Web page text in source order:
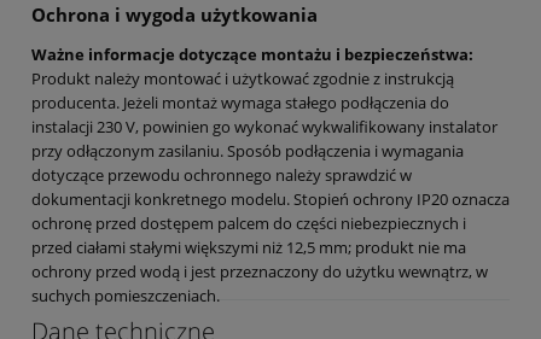
Ochrona i wygoda użytkowania
Ważne informacje dotyczące montażu i bezpieczeństwa:
Produkt należy montować i użytkować zgodnie z instrukcją
producenta. Jeżeli montaż wymaga stałego podłączenia do
instalacji 230 V, powinien go wykonać wykwalifikowany instalator
przy odłączonym zasilaniu. Sposób podłączenia i wymagania
dotyczące przewodu ochronnego należy sprawdzić w
dokumentacji konkretnego modelu. Stopień ochrony IP20 oznacza
ochronę przed dostępem palcem do części niebezpiecznych i
przed ciałami stałymi większymi niż 12,5 mm; produkt nie ma
ochrony przed wodą i jest przeznaczony do użytku wewnątrz, w
suchych pomieszczeniach.
Dane techniczne